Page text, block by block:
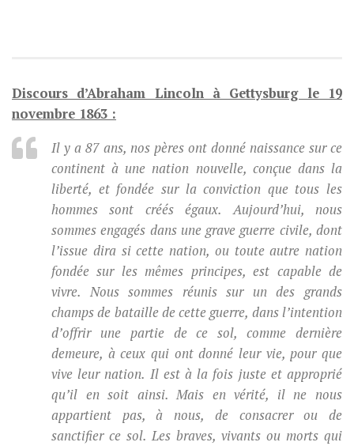
Discours d’Abraham Lincoln à Gettysburg le 19
novembre 1863 :
Il y a 87 ans, nos pères ont donné naissance sur ce
continent à une nation nouvelle, conçue dans la
liberté, et fondée sur la conviction que tous les
hommes sont créés égaux. Aujourd’hui, nous
sommes engagés dans une grave guerre civile, dont
l’issue dira si cette nation, ou toute autre nation
fondée sur les mêmes principes, est capable de
vivre. Nous sommes réunis sur un des grands
champs de bataille de cette guerre, dans l’intention
d’offrir une partie de ce sol, comme dernière
demeure, à ceux qui ont donné leur vie, pour que
vive leur nation. Il est à la fois juste et approprié
qu’il en soit ainsi. Mais en vérité, il ne nous
appartient pas, à nous, de consacrer ou de
sanctifier ce sol. Les braves, vivants ou morts qui